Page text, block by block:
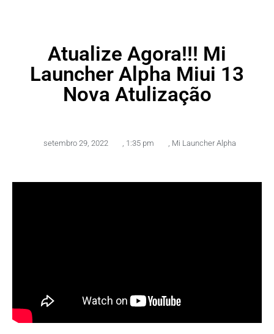
Atualize Agora!!! Mi
Launcher Alpha Miui 13
Nova Atulização
setembro 29, 2022 , 1:35 pm , Mi Launcher Alpha